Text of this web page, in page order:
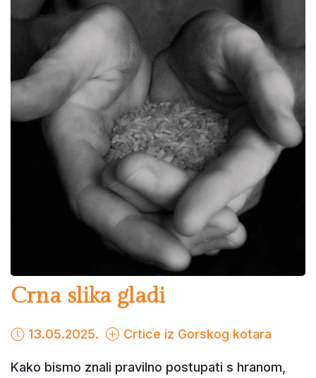
Crna slika gladi
13.05.2025. Crtice iz Gorskog kotara
Kako bismo znali pravilno postupati s hranom,